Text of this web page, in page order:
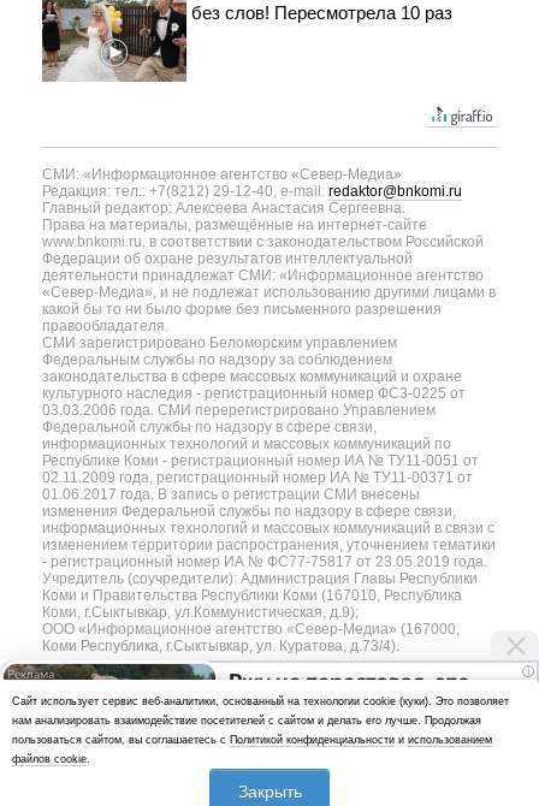
без слов! Пересмотрела 10 раз
СМИ: «Информационное агентство «Север-Медиа»
Редакция: тел.: +7(8212) 29-12-40, e-mail: redaktor@bnkomi.ru
Главный редактор: Алексеева Анастасия Сергеевна.
Права на материалы, размещённые на интернет-сайте
www.bnkomi.ru, в соответствии с законодательством Российской
Федерации об охране результатов интеллектуальной
деятельности принадлежат СМИ: «Информационное агентство
«Север-Медиа», и не подлежат использованию другими лицами в
какой бы то ни было форме без письменного разрешения
правообладателя.
СМИ зарегистрировано Беломорским управлением
Федеральным службы по надзору за соблюдением
законодательства в сфере массовых коммуникаций и охране
культурного наследия - регистрационный номер ФС3-0225 от
03.03.2006 года. СМИ перерегистрировано Управлением
Федеральной службы по надзору в сфере связи,
информационных технологий и массовых коммуникаций по
Республике Коми - регистрационный номер ИА № ТУ11-0051 от
02.11.2009 года, регистрационный номер ИА № ТУ11-00371 от
01.06.2017 года. В запись о регистрации СМИ внесены
изменения Федеральной службы по надзору в сфере связи,
информационных технологий и массовых коммуникаций в связи с
изменением территории распространения, уточнением тематики
- регистрационный номер ИА № ФС77-75817 от 23.05.2019 года.
Учредитель (соучредители): Администрация Главы Республики
Коми и Правительства Республики Коми (167010, Республика
Коми, г.Сыктывкар, ул.Коммунистическая, д.9);
ООО «Информационное агентство «Север-Медиа» (167000,
Коми Республика, г.Сыктывкар, ул. Куратова, д.73/4).
Разработка сайта — web-студия «Цифровой Век»
i
Ржу не переставая, это
видео пересмотришь не
раз
Политика
конфиденциальности
Использование аналитики и файлов куки
Cайт использует сервис веб-аналитики, основанный на технологии cookie (куки). Это позволяет
нам анализировать взаимодействие посетителей с сайтом и делать его лучше. Продолжая
пользоваться сайтом, вы соглашаетесь с Политикой конфиденциальности и использованием
файлов cookie.
Закрыть